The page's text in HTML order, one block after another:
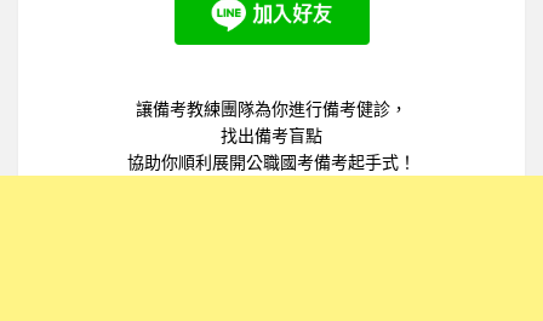
讓備考教練團隊為你進行備考健診，
找出備考盲點
協助你順利展開公職國考備考起手式！